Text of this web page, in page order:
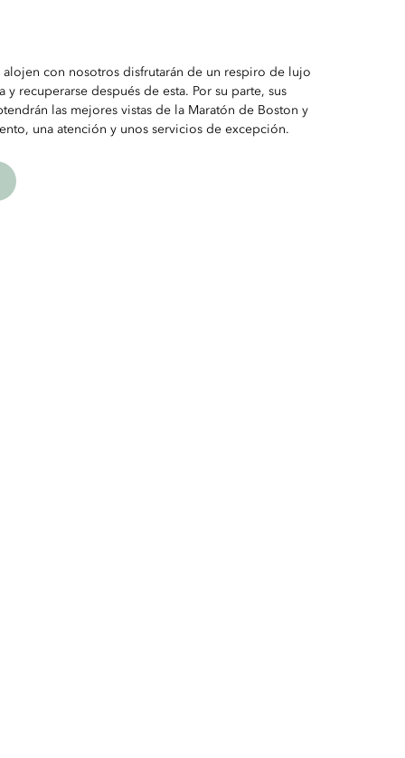
alojen con nosotros disfrutarán de un respiro de lujo
y recuperarse después de esta. Por su parte, sus
las mejores vistas de la Maratón de Boston y
una atención y unos servicios de excepción.